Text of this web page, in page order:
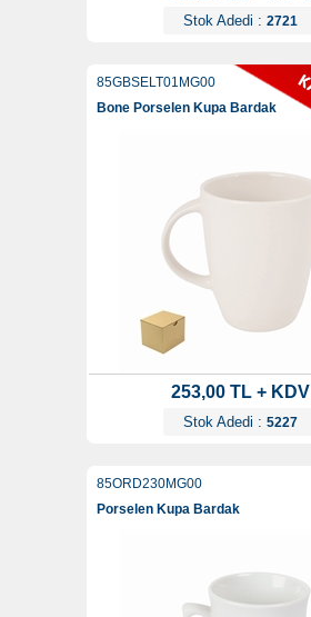
Stok Adedi : 2721
85GBSELT01MG00
Bone Porselen Kupa Bardak
253,00 TL + KDV
Stok Adedi : 5227
85ORD230MG00
Porselen Kupa Bardak